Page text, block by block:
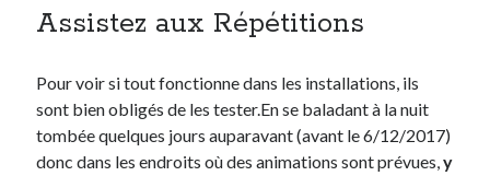
Post inutile
Sorties cuculturelles
Tavukoi
Vidéos
Assistez aux Répétitions
Pour voir si tout fonctionne dans les installations, ils
sont bien obligés de les tester.En se baladant à la nuit
tombée quelques jours auparavant (avant le 6/12/2017)
donc dans les endroits où des animations sont prévues,y